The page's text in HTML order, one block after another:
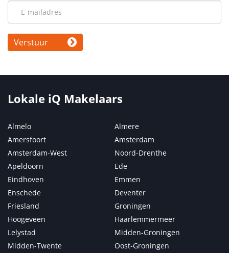
Verstuur
Lokale iQ Makelaars
Almelo
Almere
Amersfoort
Amsterdam
Amsterdam-West
Noord-Drenthe
Apeldoorn
Ede
Eindhoven
Emmen
Enschede
Deventer
Friesland
Groningen
Hoogeveen
Haarlemmermeer
Lelystad
Midden-Groningen
Midden-Twente
Oost-Groningen